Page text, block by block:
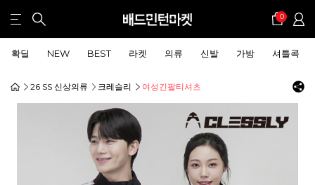
0
확딜 NEW BEST 라켓 의류 신발 가방 셔틀콕
26 SS 신상의류 크레슬리 여성긴팔티셔츠